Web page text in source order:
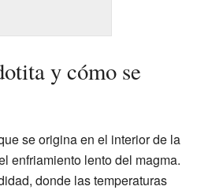
y cómo se
se origina en el interior de la
enfriamiento lento del magma.
donde las temperaturas